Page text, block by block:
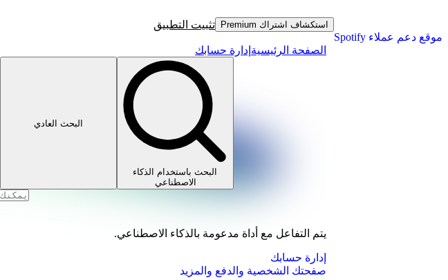
موقع دعم عملاء Spotify
استكشاف اشتراك Premium تثبيت التطبيق
الصفحة الرئيسية إدارة حسابك
البحث باستخدام الذكاء
الاصطناعي
البحث العادي
يتم التفاعل مع أداة مدعومة بالذكاء الاصطناعي.
إدارة حسابك
صفحتك الشخصية والدفع والمزيد